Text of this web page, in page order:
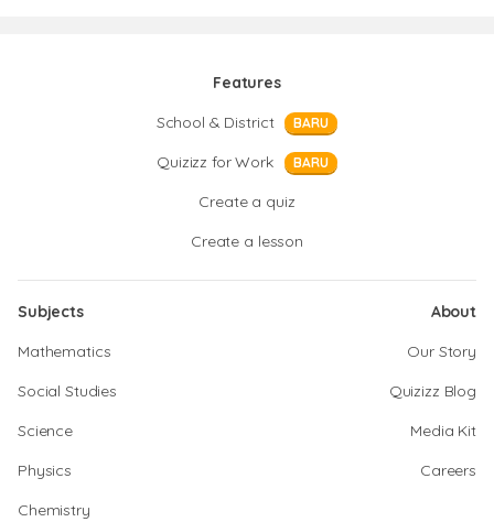
Features
School & District
BARU
Quizizz for Work BARU
Create a quiz
Create a lesson
Subjects
Mathematics
Social Studies
Science
Physics
Chemistry
About
Our Story
Quizizz Blog
Media Kit
Careers